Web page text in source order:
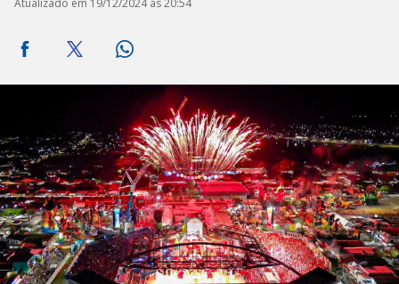
Atualizado em 19/12/2024 às 20:54